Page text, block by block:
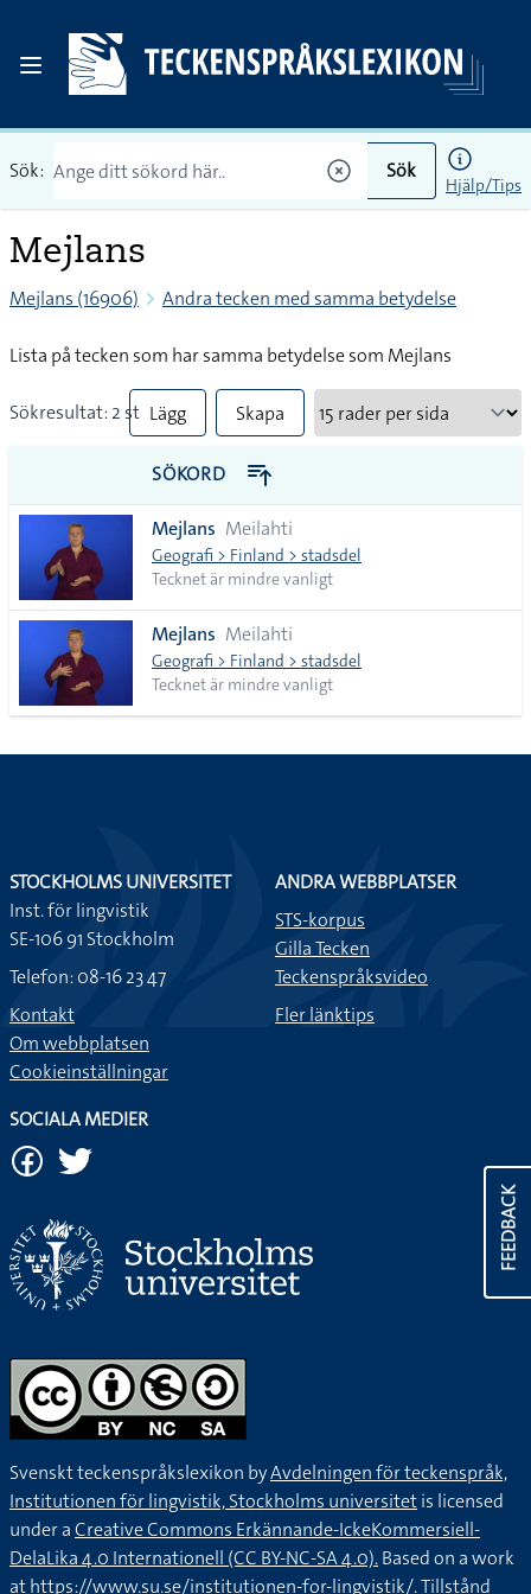
Sök: Sök
Hjälp/Tips
Mejlans
Mejlans (16906) Andra tecken med samma betydelse
Lista på tecken som har samma betydelse som Mejlans
Sökresultat: 2 st Lägg
till
alla i
lista
Skapa
PDF
SÖKORD
Mejlans Meilahti
Geografi > Finland > stadsdel
Tecknet är mindre vanligt
Mejlans Meilahti
Geografi > Finland > stadsdel
Tecknet är mindre vanligt
FEEDBACK
STOCKHOLMS UNIVERSITET
Inst. för lingvistik
SE-106 91 Stockholm
Telefon: 08-16 23 47
Kontakt
Om webbplatsen
Cookieinställningar
ANDRA WEBBPLATSER
STS-korpus
Gilla Tecken
Teckenspråksvideo
Fler länktips
SOCIALA MEDIER
Svenskt teckenspråkslexikon byAvdelningen för teckenspråk,
Institutionen för lingvistik, Stockholms universitetis licensed
under aCreative Commons Erkännande-IckeKommersiell-
DelaLika 4.0 Internationell (CC BY-NC-SA 4.0).Based on a work
athttps://www.su.se/institutionen-for-lingvistik/. Tillstånd